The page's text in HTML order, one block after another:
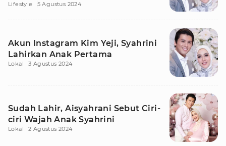
Lifestyle 5 Agustus 2024
Akun Instagram Kim Yeji, Syahrini
Lahirkan Anak Pertama
Lokal 3 Agustus 2024
Sudah Lahir, Aisyahrani Sebut Ciri-
ciri Wajah Anak Syahrini
Lokal 2 Agustus 2024